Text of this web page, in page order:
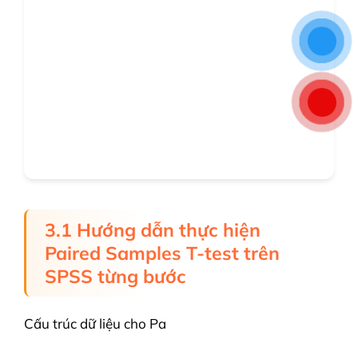
3.1 Hướng dẫn thực hiện
Paired Samples T-test trên
SPSS từng bước
Cấu trúc dữ liệu cho Pa